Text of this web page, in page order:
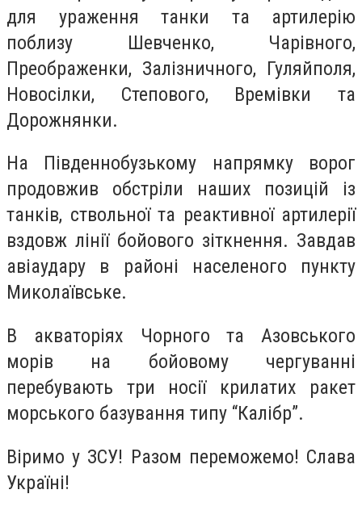
для ураження танки та артилерію
поблизу Шевченко, Чарівного,
Преображенки, Залізничного, Гуляйполя,
Новосілки, Степового, Времівки та
Дорожнянки.
На Південнобузькому напрямку ворог
продовжив обстріли наших позицій із
танків, ствольної та реактивної артилерії
вздовж лінії бойового зіткнення. Завдав
авіаудару в районі населеного пункту
Миколаївське.
В акваторіях Чорного та Азовського
морів на бойовому чергуванні
перебувають три носії крилатих ракет
морського базування типу “Калібр”.
Віримо у ЗСУ! Разом переможемо! Слава
Україні!